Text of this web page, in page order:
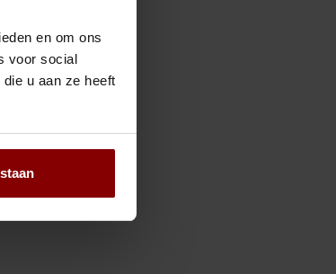
en om ons
voor social
u aan ze heeft